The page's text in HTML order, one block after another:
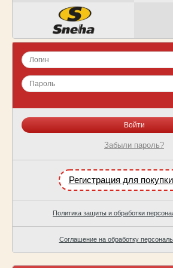
Забыли пароль?
Регистрация для
Политика защиты и обработки
Соглашение на обработку